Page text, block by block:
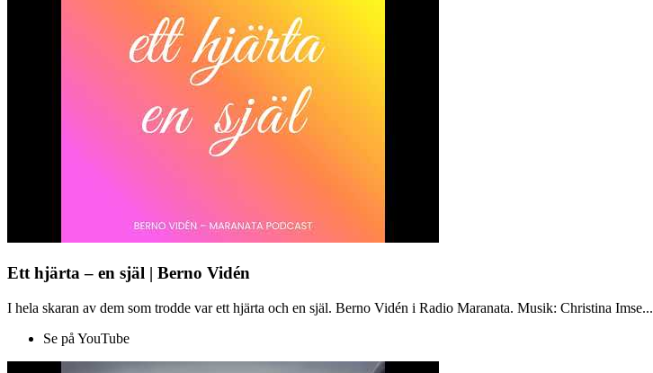
Ett hjärta – en själ | Berno Vidén
I hela skaran av dem som trodde var ett hjärta och en själ. Berno Vidén i Radio Maranata. Musik: Christina Imse...
Se på YouTube